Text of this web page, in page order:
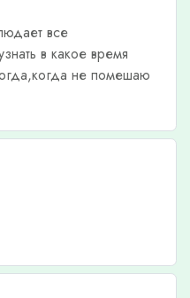
все
в какое время
не помешаю